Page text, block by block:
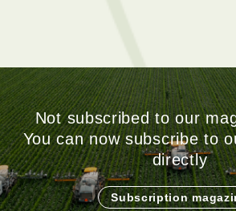
Not subscribed to our
You can now subscribe to
directly
Subscription